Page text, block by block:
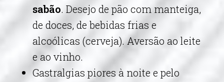
sabão. Desejo de pão com manteiga,
de doces, de bebidas frias e
alcoólicas (cerveja). Aversão ao leite
e ao vinho.
Gastralgias piores à noite e pelo